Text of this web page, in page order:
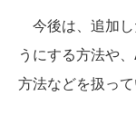
今後は、追加
うにする方法や
方法などを扱って